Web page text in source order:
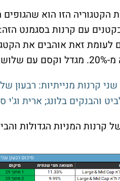
הקטגוריה הזו הוא
עם קרנות בסגמנט
כל אחת.
שני קרנות מנייתיות: רבעון
והבנקים בלונג; ארית
קרנות המניות הגדולות